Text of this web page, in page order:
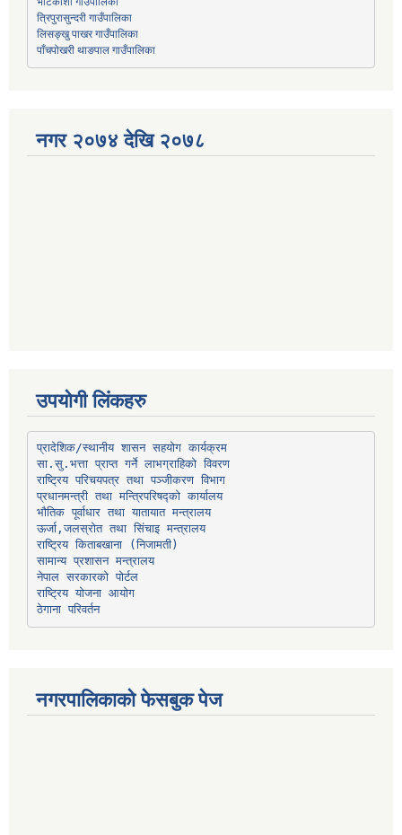
त्रिपुरासुन्दरी गाउँपालिका
लिसङ्खु पाखर गाउँपालिका
पाँचपोखरी थाङपाल गाउँपालिका
नगर २०७४ देखि २०७८
उपयोगी लिंकहरु
प्रादेशिक/स्थानीय शासन सहयोग कार्यक्रम
सा.सु.भत्ता प्राप्त गर्ने लाभग्राहिको विवरण
राष्ट्रिय परिचयपत्र तथा पञ्‍जीकरण विभाग
प्रधानमन्त्री तथा मन्त्रिपरिषद्को कार्यालय
भौतिक पूर्वाधार तथा यातायात मन्त्रालय
ऊर्जा,जलस्रोत तथा सिंचाइ मन्त्रालय
सामान्य प्रशासन मन्त्रालय
नेपाल सरकारको पोर्टल
राष्ट्रिय योजना आयोग
ठेगाना परिवर्तन
नगरपालिकाको फेसबुक पेज